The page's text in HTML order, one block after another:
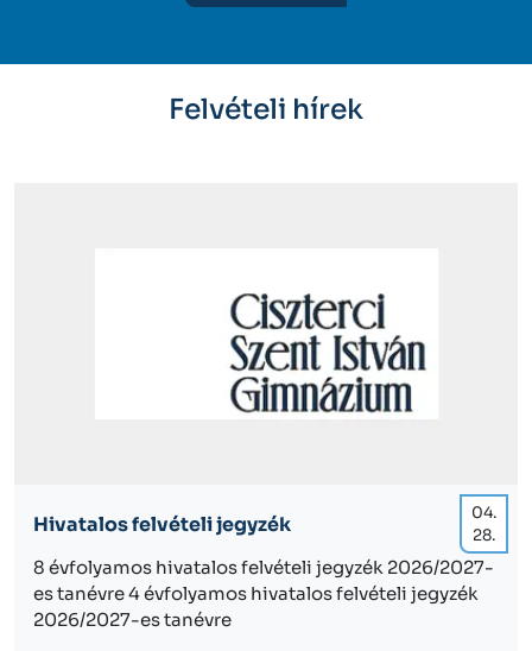
Felvételi hírek
04.
28.
Hivatalos felvételi jegyzék
8 évfolyamos hivatalos felvételi jegyzék 2026/2027-
es tanévre 4 évfolyamos hivatalos felvételi jegyzék
2026/2027-es tanévre